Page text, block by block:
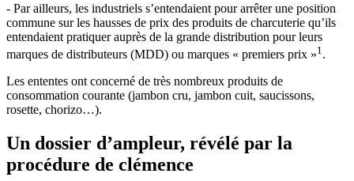
- Par ailleurs, les industriels s’entendaient pour arrêter une position
commune sur les hausses de prix des produits de charcuterie qu’ils
entendaient pratiquer auprès de la grande distribution pour leurs
marques de distributeurs (MDD) ou marques « premiers prix »1 .
Les ententes ont concerné de très nombreux produits de
consommation courante (jambon cru, jambon cuit, saucissons,
rosette, chorizo…).
Un dossier d’ampleur, révélé par la
procédure de clémence